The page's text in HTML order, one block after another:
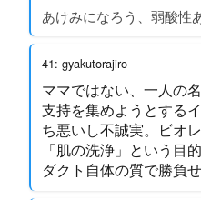
あけみになろう、弱酸性
41: gyakutorajiro
ママではない、一人の
支持を集めようとする
ち悪いし不誠実。ビオ
「肌の洗浄」という目
ダクト自体の質で勝負